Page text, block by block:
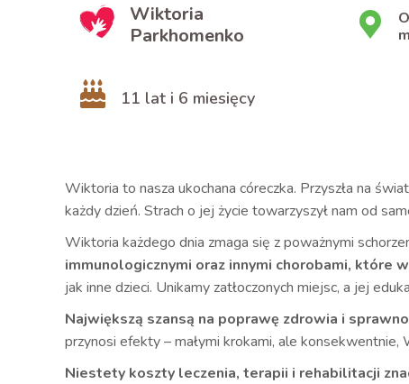
Wiktoria
Parkhomenko
11 lat i 6 miesięcy
Wiktoria to nasza ukochana córeczka. Przyszła na świat
każdy dzień. Strach o jej życie towarzyszył nam od
Wiktoria każdego dnia zmaga się z poważnymi
immunologicznymi oraz innymi chorobami, które
jak inne dzieci. Unikamy zatłoczonych miejsc, a jej
Największą szansą na poprawę zdrowia i
przynosi efekty – małymi krokami, ale
Niestety koszty leczenia, terapii i rehabilitacji